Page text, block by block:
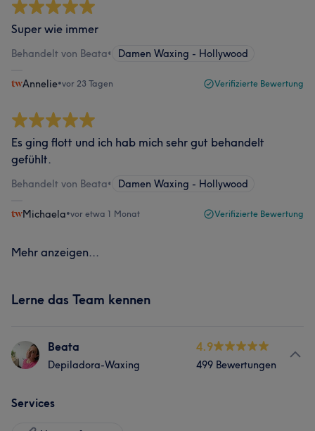
Super wie immer
Behandelt von Beata• Damen Waxing - Hollywood
Annelie•vor 23 Tagen Verifizierte Bewertung
Es ging flott und ich hab mich sehr gut behandelt
gefühlt.
Behandelt von Beata• Damen Waxing - Hollywood
Michaela•vor etwa 1 Monat Verifizierte Bewertung
Mehr anzeigen...
Lerne das Team kennen
Beata
Depiladora-Waxing
4.9
499 Bewertungen
Services